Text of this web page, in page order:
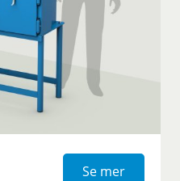
Se mer2102